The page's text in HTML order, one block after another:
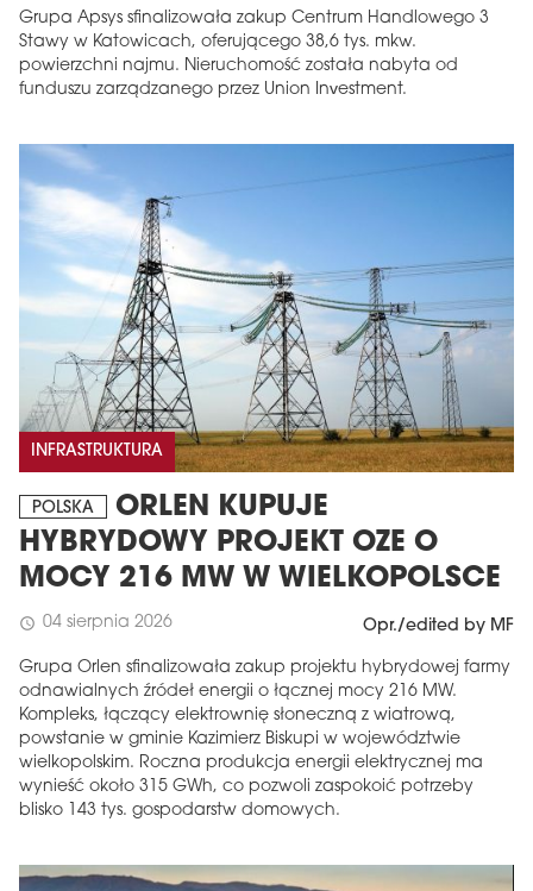
Grupa Apsys sfinalizowała zakup Centrum Handlowego 3
Stawy w Katowicach, oferującego 38,6 tys. mkw.
powierzchni najmu. Nieruchomość została nabyta od
funduszu zarządzanego przez Union Investment.
INFRASTRUKTURA
POLSKA
ORLEN KUPUJE
HYBRYDOWY PROJEKT OZE O
MOCY 216 MW W WIELKOPOLSCE
schedule 04 sierpnia 2026 Opr./edited by MF
Grupa Orlen sfinalizowała zakup projektu hybrydowej farmy
odnawialnych źródeł energii o łącznej mocy 216 MW.
Kompleks, łączący elektrownię słoneczną z wiatrową,
powstanie w gminie Kazimierz Biskupi w województwie
wielkopolskim. Roczna produkcja energii elektrycznej ma
wynieść około 315 GWh, co pozwoli zaspokoić potrzeby
blisko 143 tys. gospodarstw domowych.